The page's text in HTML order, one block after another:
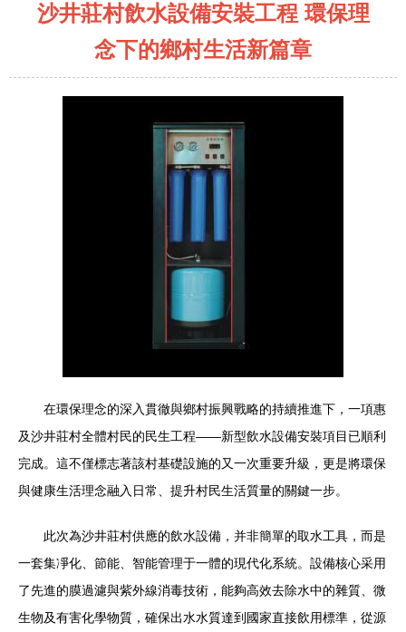
沙井莊村飲水設備安裝工程 環保理
念下的鄉村生活新篇章
在環保理念的深入貫徹與鄉村振興戰略的持續推進下，一項惠
及沙井莊村全體村民的民生工程——新型飲水設備安裝項目已順利
完成。這不僅標志著該村基礎設施的又一次重要升級，更是將環保
與健康生活理念融入日常、提升村民生活質量的關鍵一步。
此次為沙井莊村供應的飲水設備，并非簡單的取水工具，而是
一套集凈化、節能、智能管理于一體的現代化系統。設備核心采用
了先進的膜過濾與紫外線消毒技術，能夠高效去除水中的雜質、微
生物及有害化學物質，確保出水水質達到國家直接飲用標準，從源